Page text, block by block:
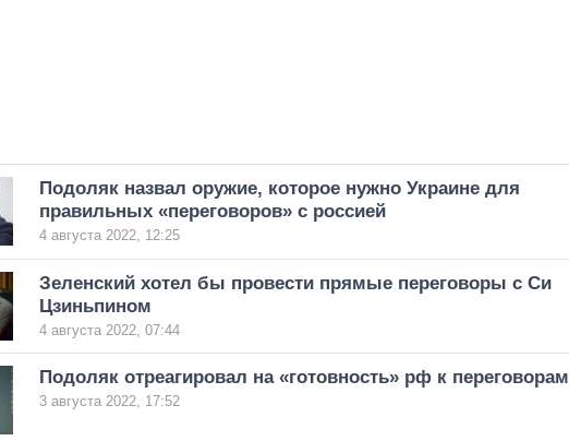
Подоляк назвал оружие, которое нужно Украине для
правильных «переговоров» с россией
4 августа 2022, 12:25
Зеленский хотел бы провести прямые переговоры с Си
Цзиньпином
4 августа 2022, 07:44
Подоляк отреагировал на «готовность» рф к переговорам
3 августа 2022, 17:52